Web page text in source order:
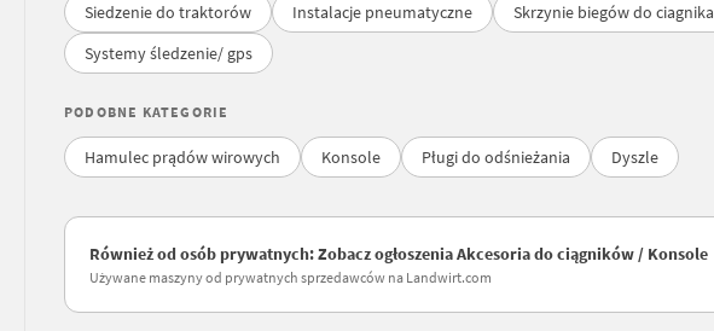
Siedzenie do traktorów Instalacje pneumatyczne Skrzynie biegów do ciagnika
Systemy śledzenie/ gps
PODOBNE KATEGORIE
Hamulec prądów wirowych Konsole Pługi do odśnieżania Dyszle
Również od osób prywatnych: Zobacz ogłoszenia Akcesoria do ciągników / Konsole
Używane maszyny od prywatnych sprzedawców na Landwirt.com